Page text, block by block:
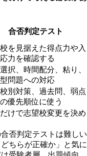
合否判定テスト
を見据えた得点力や入
力を確認する
択、時間配分、粘り、
問題への対応
別対策、過去問、弱点
優先順位に使う
けで志望校変更を決め
否判定テストは難しい
ちらが正確か」と気に